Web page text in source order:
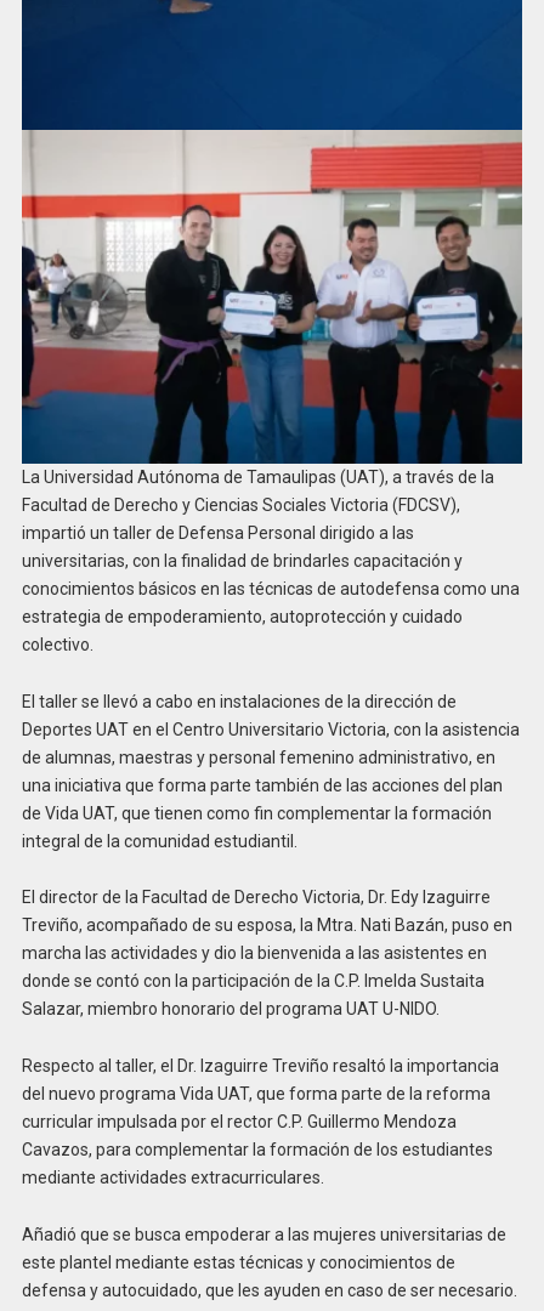
La Universidad Autónoma de Tamaulipas (UAT), a través de la
Facultad de Derecho y Ciencias Sociales Victoria (FDCSV),
impartió un taller de Defensa Personal dirigido a las
universitarias, con la finalidad de brindarles capacitación y
conocimientos básicos en las técnicas de autodefensa como una
estrategia de empoderamiento, autoprotección y cuidado
colectivo.
El taller se llevó a cabo en instalaciones de la dirección de
Deportes UAT en el Centro Universitario Victoria, con la asistencia
de alumnas, maestras y personal femenino administrativo, en
una iniciativa que forma parte también de las acciones del plan
de Vida UAT, que tienen como fin complementar la formación
integral de la comunidad estudiantil.
El director de la Facultad de Derecho Victoria, Dr. Edy Izaguirre
Treviño, acompañado de su esposa, la Mtra. Nati Bazán, puso en
marcha las actividades y dio la bienvenida a las asistentes en
donde se contó con la participación de la C.P. Imelda Sustaita
Salazar, miembro honorario del programa UAT U-NIDO.
Respecto al taller, el Dr. Izaguirre Treviño resaltó la importancia
del nuevo programa Vida UAT, que forma parte de la reforma
curricular impulsada por el rector C.P. Guillermo Mendoza
Cavazos, para complementar la formación de los estudiantes
mediante actividades extracurriculares.
Añadió que se busca empoderar a las mujeres universitarias de
este plantel mediante estas técnicas y conocimientos de
defensa y autocuidado, que les ayuden en caso de ser necesario.